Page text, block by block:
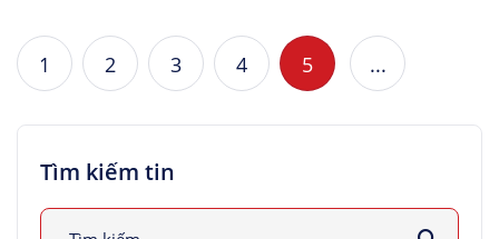
1 2 3 4 5 ...
Tìm kiếm tin